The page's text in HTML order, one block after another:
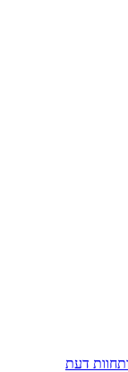
חוות דעת